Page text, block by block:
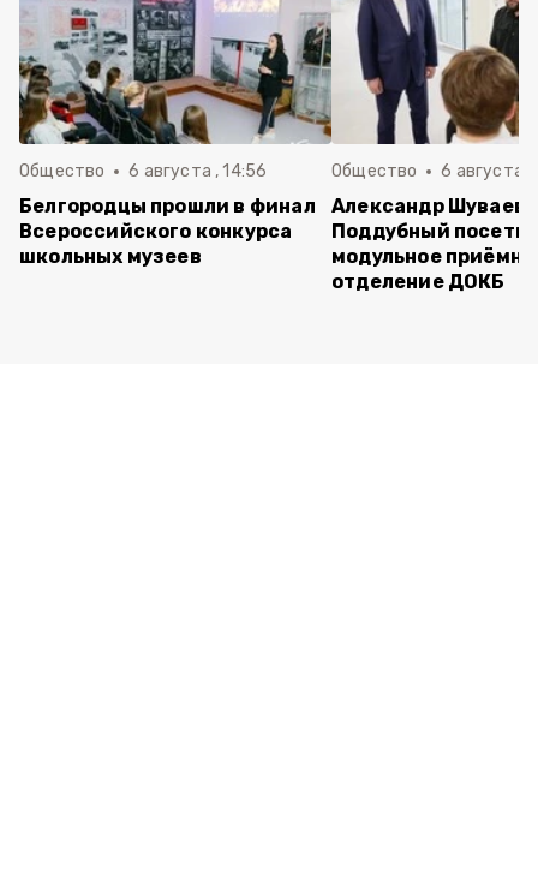
Общество 6 августа , 14:56
Белгородцы прошли в финал
Всероссийского конкурса
школьных музеев
Общество 6 августа ,
Александр Шуваев
Поддубный
модульное
отделение ДОКБ